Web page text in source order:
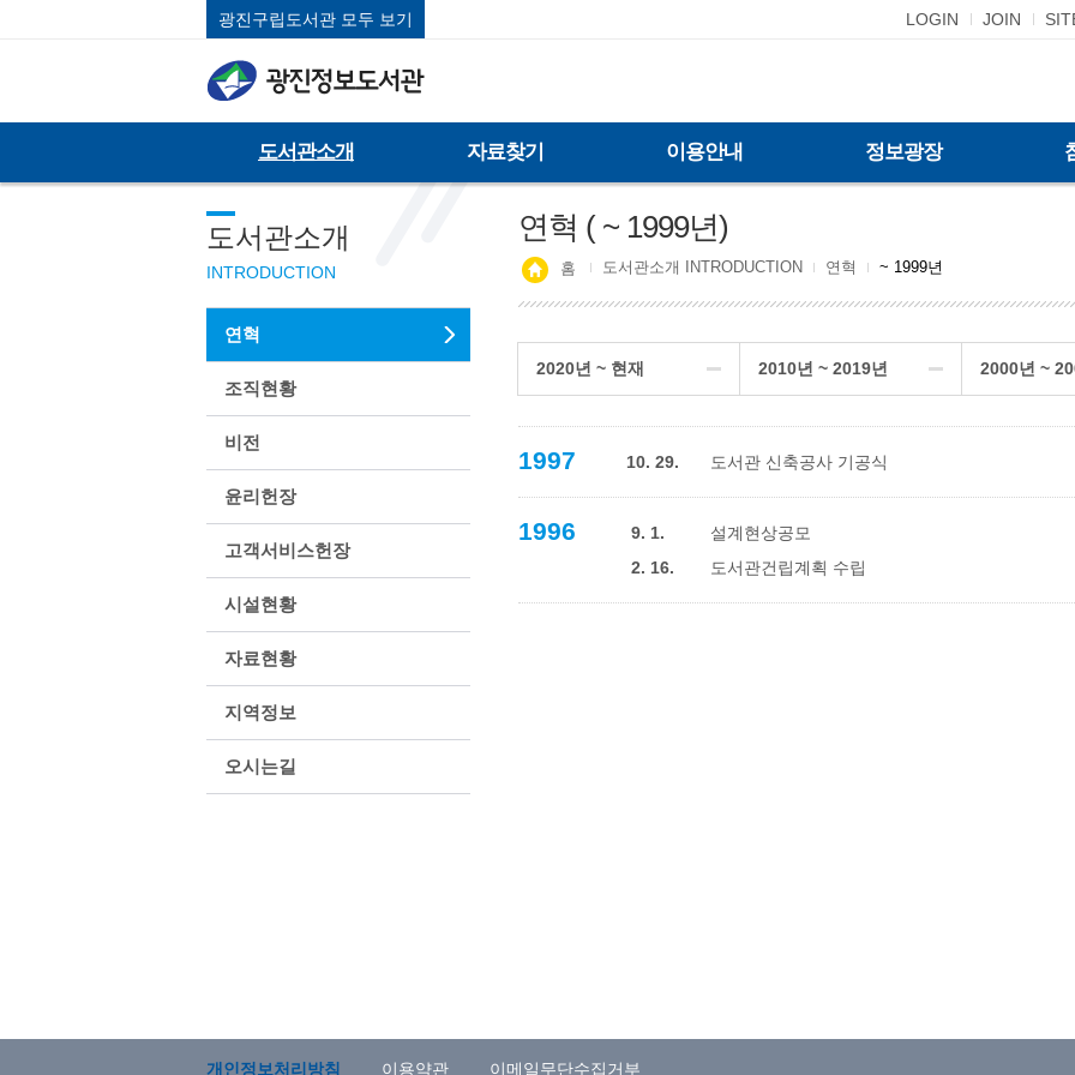
광진구립도서관 모두 보기 LOGIN JOIN
도서관소개 자료찾기 이용안내 정보광장
도서관소개
INTRODUCTION
연혁
조직현황
비전
윤리헌장
고객서비스헌장
시설현황
자료현황
지역정보
오시는길
연혁 ( ~ 1999년)
홈 도서관소개 INTRODUCTION 연혁 ~ 1999년
2020년 ~ 현재 2010년 ~ 2019년 2000년 ~
1997 10. 29. 도서관 신축공사 기공식
1996 9. 1.
설계현상공모
2. 16.
도서관건립계획 수립
개인정보처리방침 이용약관 이메일무단수집거부